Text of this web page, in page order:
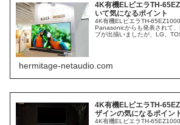
4K有機ELビエラTH-
いて気になるポイント
4K有機ELビエラTH-
Panasonicからも発表されて
プが出揃いましたが、LG、
hermitage-netaudio.com
4K有機ELビエラTH-
ザインの気になるポイン
4K有機ELビエラTH-